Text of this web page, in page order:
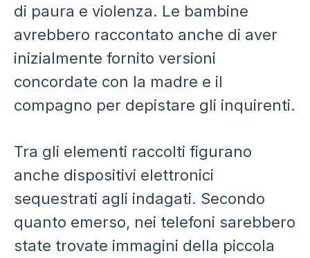
di paura e violenza. Le bambine
avrebbero raccontato anche di aver
inizialmente fornito versioni
concordate con la madre e il
compagno per depistare gli inquirenti.
Tra gli elementi raccolti figurano
anche dispositivi elettronici
sequestrati agli indagati. Secondo
quanto emerso, nei telefoni sarebbero
state trovate immagini della piccola